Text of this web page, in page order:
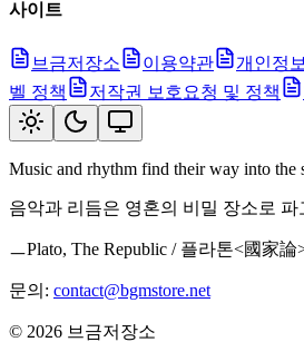
사이트
브금저장소 이용약관 개인정
벨 정책
저작권 보호요청 및 정책
Music and rhythm find their way into the
음악과 리듬은 영혼의 비밀 장소로 파
ㅡPlato, The Republic / 플라톤<國家論
문의: contact@bgmstore.net
© 2026 브금저장소